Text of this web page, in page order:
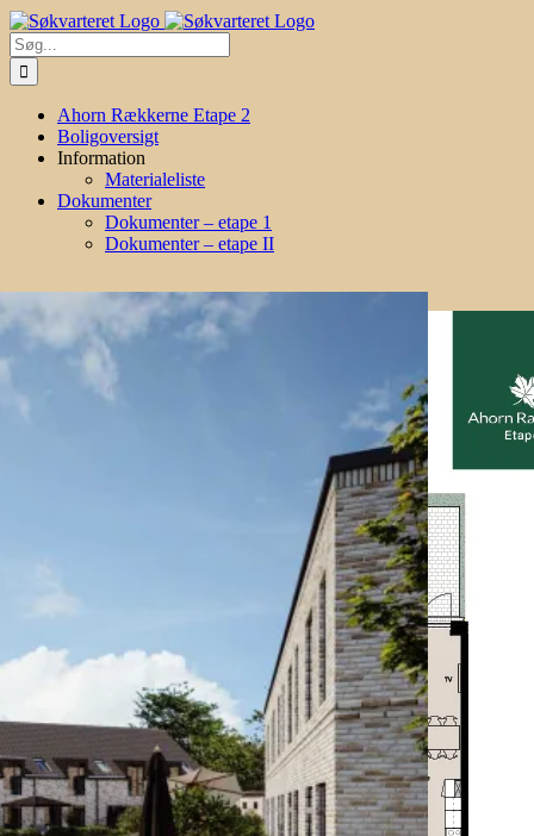
Søg
efter:
Ahorn Rækkerne Etape 2
Boligoversigt
Information
Materialeliste
Dokumenter
Dokumenter – etape 1
Dokumenter – etape II